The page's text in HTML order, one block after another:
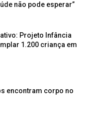
não pode esperar”
Projeto Infância
1.200 criança em
encontram corpo no